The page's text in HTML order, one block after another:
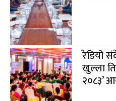
रेडियो
खुल्ला
२०८३’